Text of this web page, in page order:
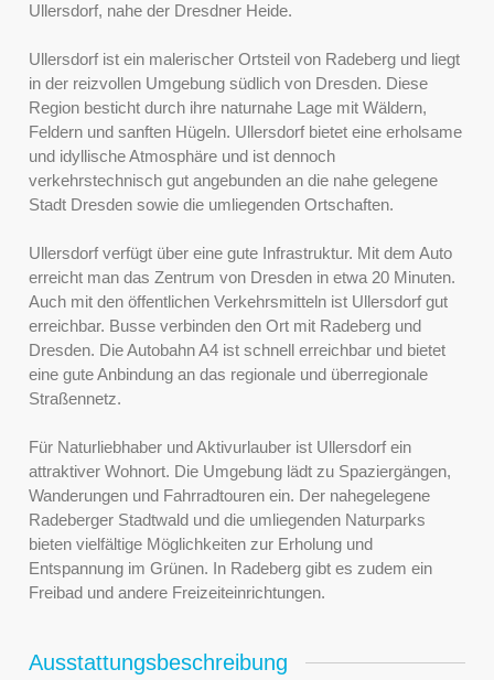
Ullersdorf, nahe der Dresdner Heide.
Ullersdorf ist ein malerischer Ortsteil von Radeberg und liegt
in der reizvollen Umgebung südlich von Dresden. Diese
Region besticht durch ihre naturnahe Lage mit Wäldern,
Feldern und sanften Hügeln. Ullersdorf bietet eine erholsame
und idyllische Atmosphäre und ist dennoch
verkehrstechnisch gut angebunden an die nahe gelegene
Stadt Dresden sowie die umliegenden Ortschaften.
Ullersdorf verfügt über eine gute Infrastruktur. Mit dem Auto
erreicht man das Zentrum von Dresden in etwa 20 Minuten.
Auch mit den öffentlichen Verkehrsmitteln ist Ullersdorf gut
erreichbar. Busse verbinden den Ort mit Radeberg und
Dresden. Die Autobahn A4 ist schnell erreichbar und bietet
eine gute Anbindung an das regionale und überregionale
Straßennetz.
Für Naturliebhaber und Aktivurlauber ist Ullersdorf ein
attraktiver Wohnort. Die Umgebung lädt zu Spaziergängen,
Wanderungen und Fahrradtouren ein. Der nahegelegene
Radeberger Stadtwald und die umliegenden Naturparks
bieten vielfältige Möglichkeiten zur Erholung und
Entspannung im Grünen. In Radeberg gibt es zudem ein
Freibad und andere Freizeiteinrichtungen.
Ausstattungsbeschreibung